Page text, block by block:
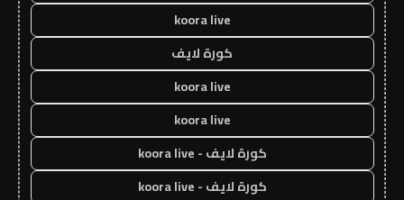
koora live
كورة لايف
koora live
koora live
كورة لايف - koora live
كورة لايف - koora live